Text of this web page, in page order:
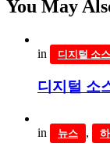
You May
in 디지털 소
디지털 소
in 뉴스 ,